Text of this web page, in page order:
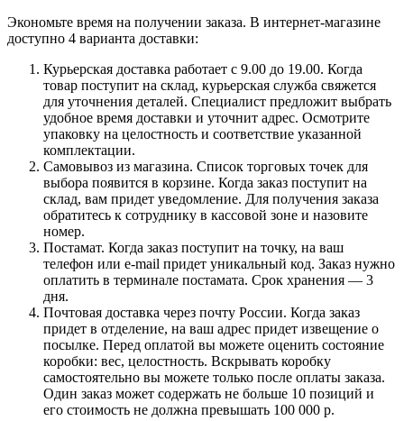
Экономьте время на получении заказа. В интернет-магазине
доступно 4 варианта доставки:
Курьерская доставка работает с 9.00 до 19.00. Когда
товар поступит на склад, курьерская служба свяжется
для уточнения деталей. Специалист предложит выбрать
удобное время доставки и уточнит адрес. Осмотрите
упаковку на целостность и соответствие указанной
комплектации.
Самовывоз из магазина. Список торговых точек для
выбора появится в корзине. Когда заказ поступит на
склад, вам придет уведомление. Для получения заказа
обратитесь к сотруднику в кассовой зоне и назовите
номер.
Постамат. Когда заказ поступит на точку, на ваш
телефон или e-mail придет уникальный код. Заказ нужно
оплатить в терминале постамата. Срок хранения — 3
дня.
Почтовая доставка через почту России. Когда заказ
придет в отделение, на ваш адрес придет извещение о
посылке. Перед оплатой вы можете оценить состояние
коробки: вес, целостность. Вскрывать коробку
самостоятельно вы можете только после оплаты заказа.
Один заказ может содержать не больше 10 позиций и
его стоимость не должна превышать 100 000 р.